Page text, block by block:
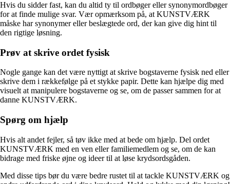
Hvis du sidder fast, kan du altid ty til ordbøger eller synonymordbøger
for at finde mulige svar. Vær opmærksom på, at KUNSTVÆRK
måske har synonymer eller beslægtede ord, der kan give dig hint til
den rigtige løsning.
Prøv at skrive ordet fysisk
Nogle gange kan det være nyttigt at skrive bogstaverne fysisk ned eller
skrive dem i rækkefølge på et stykke papir. Dette kan hjælpe dig med
visuelt at manipulere bogstaverne og se, om de passer sammen for at
danne KUNSTVÆRK.
Spørg om hjælp
Hvis alt andet fejler, så tøv ikke med at bede om hjælp. Del ordet
KUNSTVÆRK med en ven eller familiemedlem og se, om de kan
bidrage med friske øjne og ideer til at løse krydsordsgåden.
Med disse tips bør du være bedre rustet til at tackle KUNSTVÆRK og